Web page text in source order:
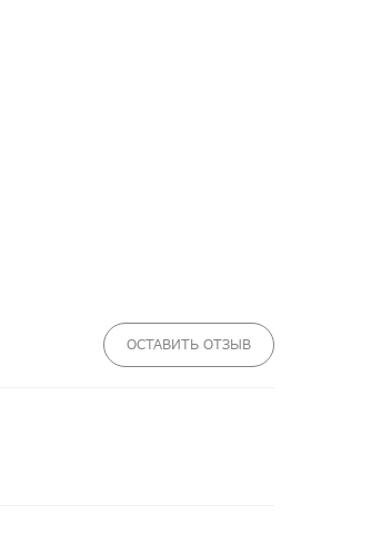
ОСТАВИТЬ ОТЗЫВ